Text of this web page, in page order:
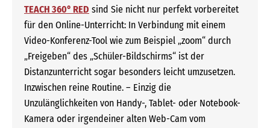
TEACH 360° RED sind Sie nicht nur perfekt vorbereitet
für den Online-Unterricht: In Verbindung mit einem
Video-Konferenz-Tool wie zum Beispiel „zoom“ durch
„Freigeben“ des „Schüler-Bildschirms“ ist der
Distanzunterricht sogar besonders leicht umzusetzen.
Inzwischen reine Routine. – Einzig die
Unzulänglichkeiten von Handy-, Tablet- oder Notebook-
Kamera oder irgendeiner alten Web-Cam vom